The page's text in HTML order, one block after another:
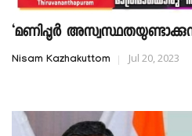
‘മണിപ്പൂർ
Nisam Kazhakuttom Jul 20, 2023